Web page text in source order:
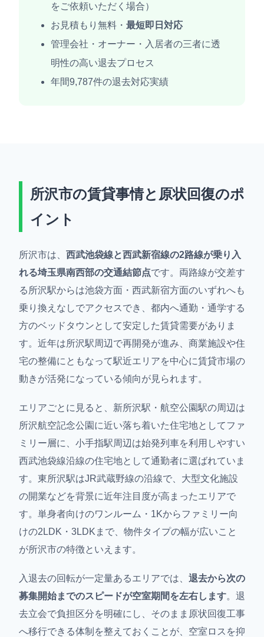
をご依頼いただく場合）
お見積もり無料・最短即日対応
管理会社・オーナー・入居者の三者に透
明性の高い退去プロセス
年間9,787件の退去対応実績
所沢市の賃貸事情と原状回復のポ
イント
所沢市は、 西武池袋線と西武新宿線の2路線が乗り入
れる埼玉県南西部の交通結節点です。両路線が交差す
る所沢駅からは池袋方面・西武新宿方面のいずれへも
乗り換えなしでアクセスでき、都内へ通勤・通学する
方のベッドタウンとして安定した賃貸需要がありま
す。近年は所沢駅周辺で再開発が進み、商業施設や住
宅の整備にともなって駅近エリアを中心に賃貸市場の
動きが活発になっている傾向が見られます。
エリアごとに見ると、新所沢駅・航空公園駅の周辺は
所沢航空記念公園に近い落ち着いた住宅地としてファ
ミリー層に、小手指駅周辺は始発列車を利用しやすい
西武池袋線沿線の住宅地として通勤者に選ばれていま
す。東所沢駅はJR武蔵野線の沿線で、大型文化施設
の開業などを背景に近年注目度が高まったエリアで
す。単身者向けのワンルーム・1Kからファミリー向
けの2LDK・3LDKまで、物件タイプの幅が広いこと
が所沢市の特徴といえます。
入退去の回転が一定量あるエリアでは、 退去から次の
募集開始までのスピードが空室期間を左右します。退
去立会で負担区分を明確にし、そのまま原状回復工事
へ移行できる体制を整えておくことが、空室ロスを抑